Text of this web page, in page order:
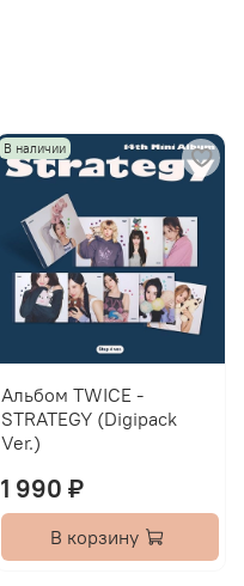
В наличии
Альбом TWICE -
STRATEGY (Digipack
Ver.)
1 990 ₽
В корзину